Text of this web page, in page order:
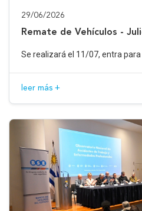
29/06/2026
Remate de Vehículos -
Se realizará el 11/07, entra
leer más +